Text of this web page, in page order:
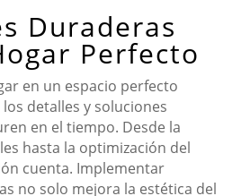
Duraderas
Perfecto
en un espacio perfecto
detalles y soluciones
en el tiempo. Desde la
hasta la optimización del
cuenta. Implementar
no solo mejora la estética del